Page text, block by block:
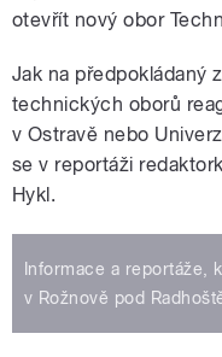
otevřít nový obor
Jak na předpokládaný
technických oborů
v Ostravě nebo
se v reportáži
Hykl.
Informace a reportáže,
v Rožnově pod